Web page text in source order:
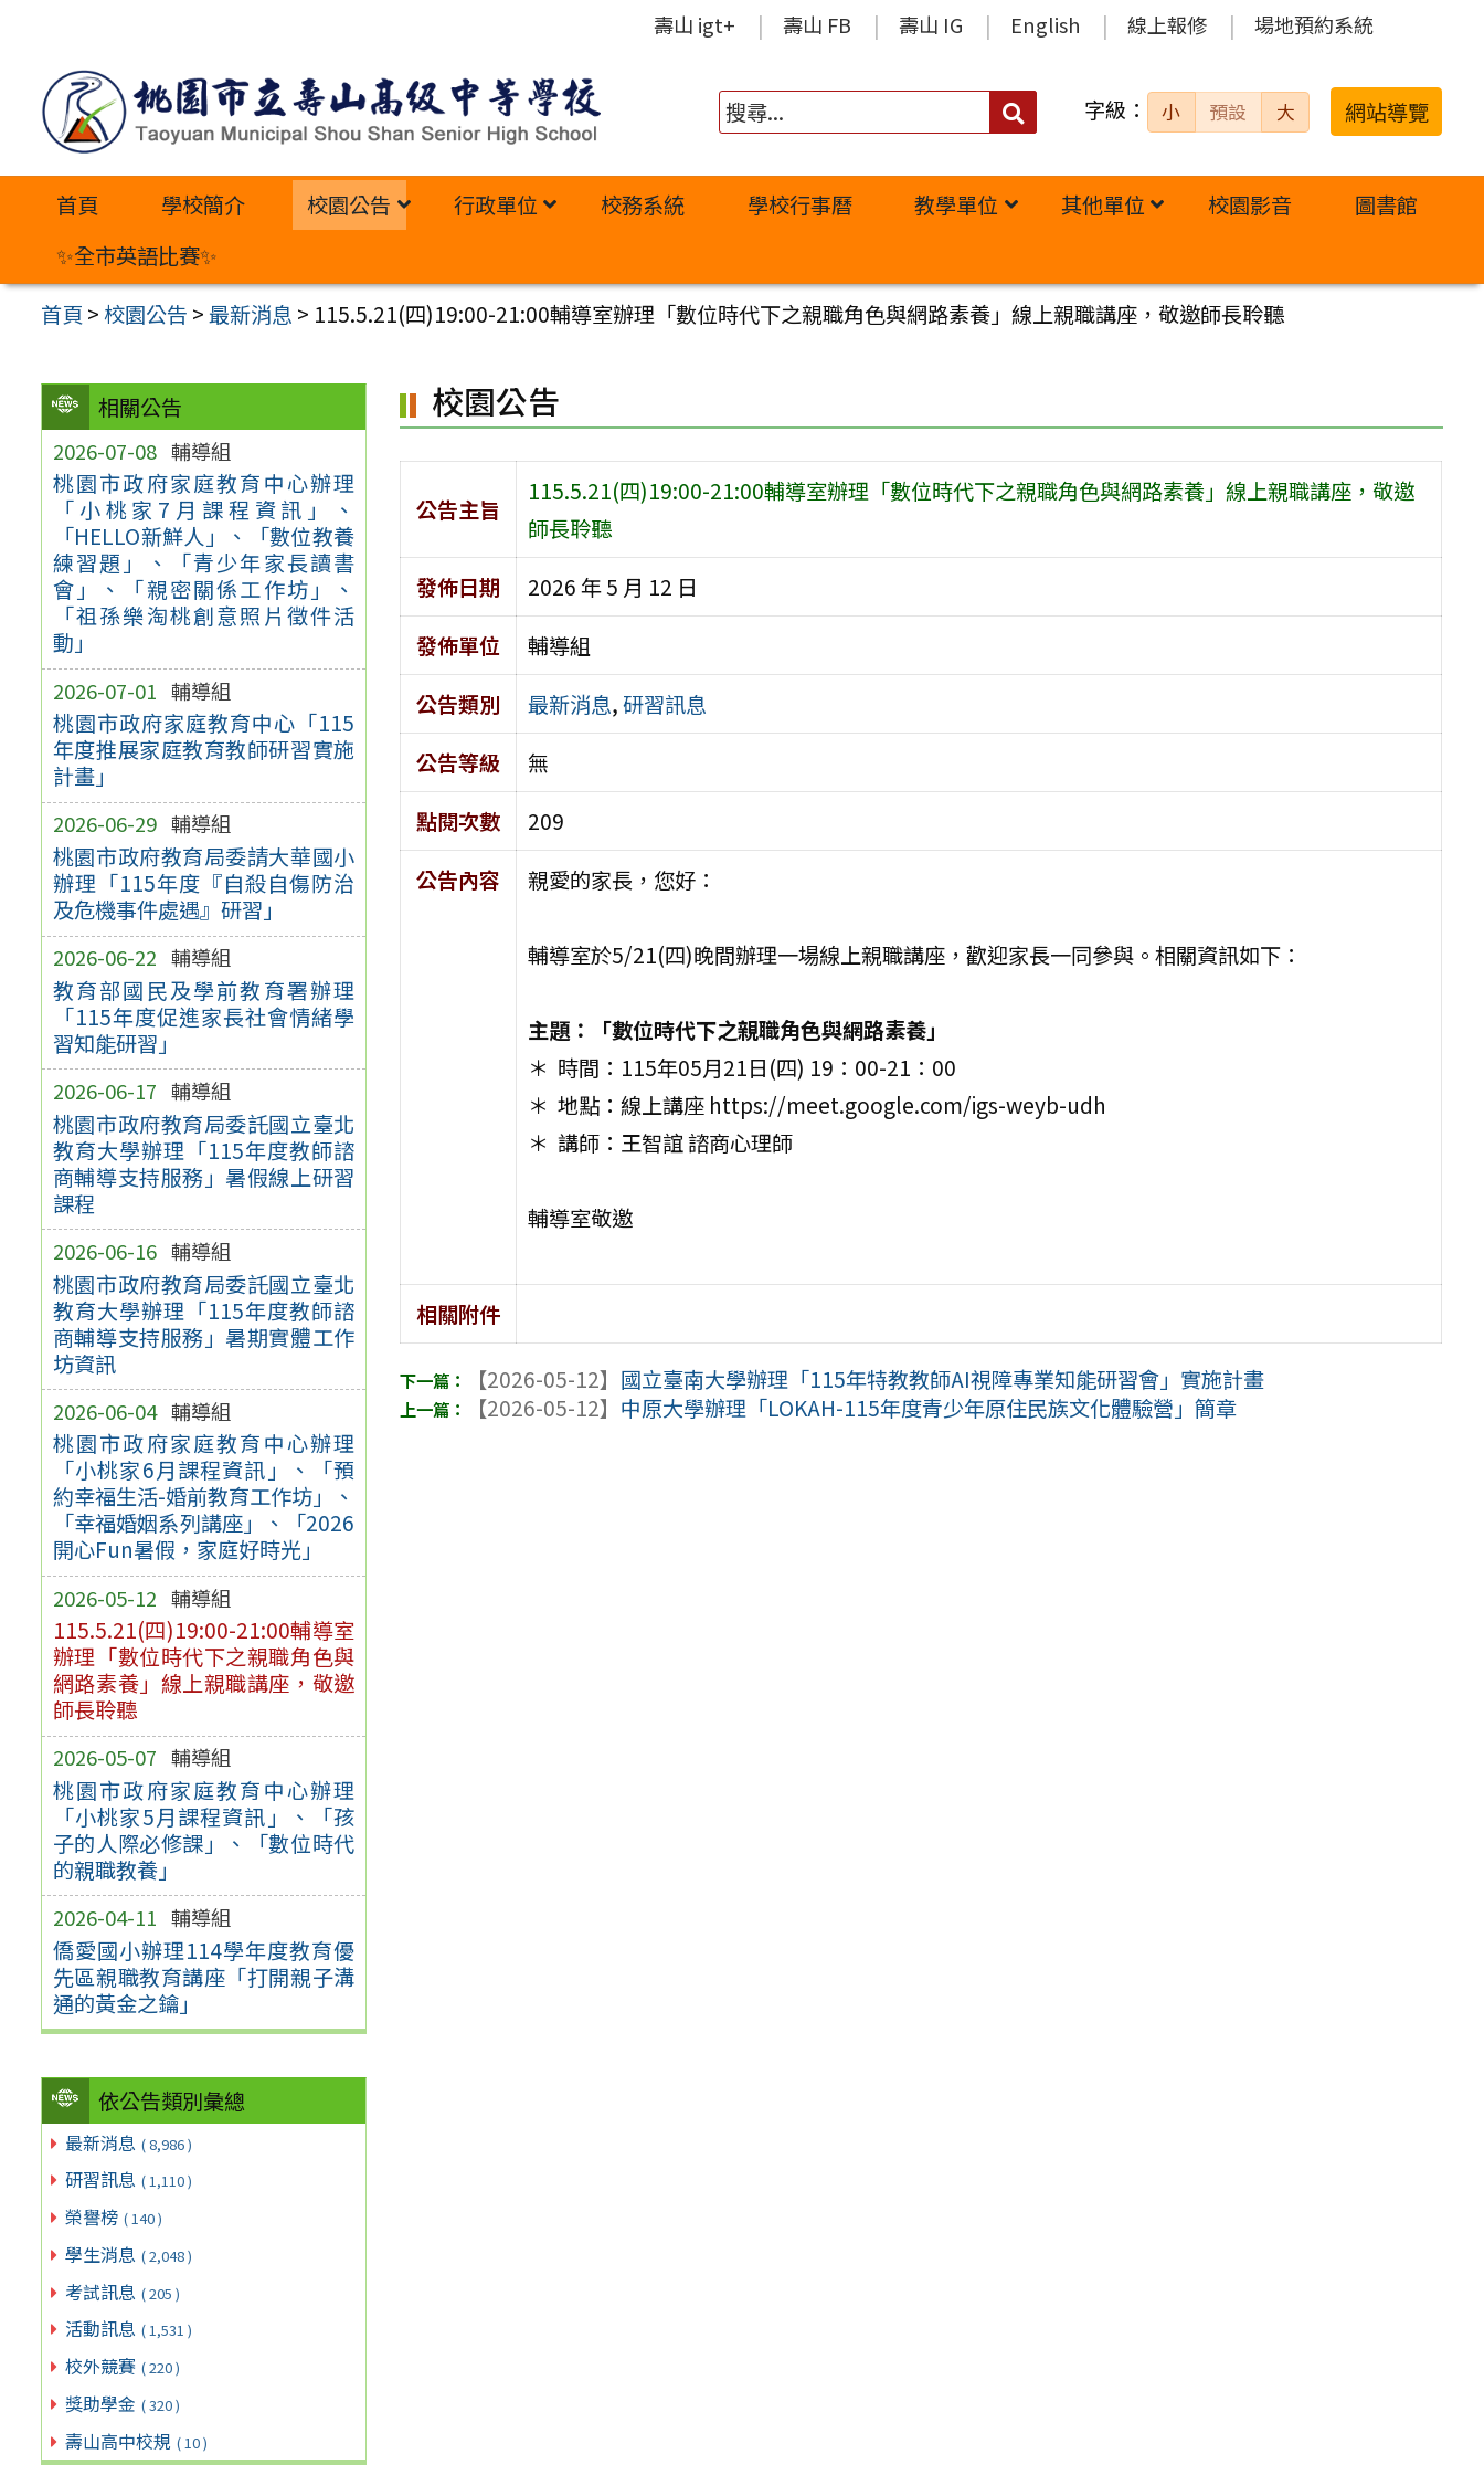
內
壽山 igt+ 壽山 FB 壽山 IG English 線上報修 場地預約系統
搜
字級： 小 預設 大 網站導覽
首頁 學校簡介 校園公告 行政單位 校務系統 學校行事曆 教學單位 其他單位 校園影音
圖書館
✨全市英語比賽✨
首頁 >校園公告 >最新消息 > 115.5.21(四)19:00-21:00輔導室辦理「數位時代下之親職角色與網路素養」線上親職講座，敬邀師長聆聽
相關公告
2026-07-08 輔導組
桃園市政府家庭教育中心辦理
「小桃家7月課程資訊」、
「HELLO新鮮人」、「數位教養
練習題」、「青少年家長讀書
會」、「親密關係工作坊」、
「祖孫樂淘桃創意照片徵件活
動」
2026-07-01 輔導組
桃園市政府家庭教育中心「115
年度推展家庭教育教師研習實施
計畫」
2026-06-29 輔導組
桃園市政府教育局委請大華國小
辦理「115年度『自殺自傷防治
及危機事件處遇』研習」
2026-06-22 輔導組
教育部國民及學前教育署辦理
「115年度促進家長社會情緒學
習知能研習」
2026-06-17 輔導組
桃園市政府教育局委託國立臺北
教育大學辦理「115年度教師諮
商輔導支持服務」暑假線上研習
課程
2026-06-16 輔導組
桃園市政府教育局委託國立臺北
教育大學辦理「115年度教師諮
商輔導支持服務」暑期實體工作
坊資訊
2026-06-04 輔導組
桃園市政府家庭教育中心辦理
「小桃家6月課程資訊」、「預
約幸福生活-婚前教育工作坊」、
「幸福婚姻系列講座」、「2026
開心Fun暑假，家庭好時光」
2026-05-12 輔導組
115.5.21(四)19:00-21:00輔導室
辦理「數位時代下之親職角色與
網路素養」線上親職講座，敬邀
師長聆聽
2026-05-07 輔導組
桃園市政府家庭教育中心辦理
「小桃家5月課程資訊」、「孩
子的人際必修課」、「數位時代
的親職教養」
2026-04-11 輔導組
僑愛國小辦理114學年度教育優
先區親職教育講座「打開親子溝
通的黃金之鑰」
依公告類別彙總
最新消息 ( 8,986 )
研習訊息 ( 1,110 )
榮譽榜 ( 140 )
學生消息 ( 2,048 )
考試訊息 ( 205 )
活動訊息 ( 1,531 )
校外競賽 ( 220 )
獎助學金 ( 320 )
壽山高中校規 ( 10 )
校園公告
公告主旨
115.5.21(四)19:00-21:00輔導室辦理「數位時代下之親職角色與網路素養」線上親職講座，敬邀
師長聆聽
發佈日期
2026 年 5 月 12 日
發佈單位
輔導組
公告類別
最新消息,研習訊息
公告等級
無
點閱次數
209
公告內容
親愛的家長，您好：
輔導室於5/21(四)晚間辦理一場線上親職講座，歡迎家長一同參與。相關資訊如下：
主題：「數位時代下之親職角色與網路素養」
＊ 時間：115年05月21日(四) 19：00-21：00
＊ 地點：線上講座 https://meet.google.com/igs-weyb-udh
＊ 講師：王智誼 諮商心理師
輔導室敬邀
相關附件
【2026-05-12】 國立臺南大學辦理「115年特教教師AI視障專業知能研習會」實施計畫
【2026-05-12】 中原大學辦理「LOKAH-115年度青少年原住民族文化體驗營」簡章